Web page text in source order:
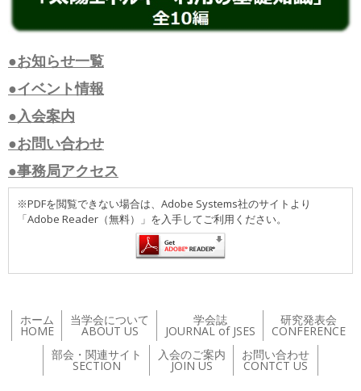
●お知らせ一覧
●イベント情報
●入会案内
●お問い合わせ
●事務局アクセス
※PDFを閲覧できない場合は、Adobe Systems社のサイトより
「Adobe Reader（無料）」を入手してご利用ください。
ホーム
HOME
当学会について
ABOUT US
学会誌
JOURNAL of JSES
研究発表会
CONFERENCE
部会・関連サイト
SECTION
入会のご案内
JOIN US
お問い合わせ
CONTCT US